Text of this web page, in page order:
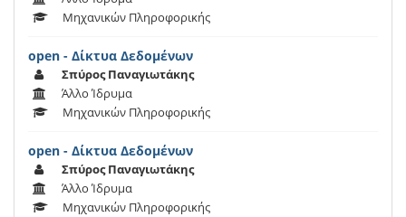
Μηχανικών Πληροφορικής
open - Δίκτυα Δεδομένων
Σπύρος Παναγιωτάκης
Άλλο Ίδρυμα
Μηχανικών Πληροφορικής
open - Δίκτυα Δεδομένων
Σπύρος Παναγιωτάκης
Άλλο Ίδρυμα
Μηχανικών Πληροφορικής